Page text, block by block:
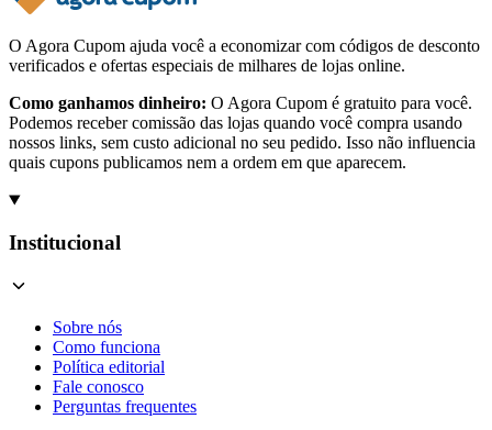
O Agora Cupom ajuda você a economizar com códigos de desconto
verificados e ofertas especiais de milhares de lojas online.
Como ganhamos dinheiro: O Agora Cupom é gratuito para você.
Podemos receber comissão das lojas quando você compra usando
nossos links, sem custo adicional no seu pedido. Isso não influencia
quais cupons publicamos nem a ordem em que aparecem.
Institucional
Sobre nós
Como funciona
Política editorial
Fale conosco
Perguntas frequentes